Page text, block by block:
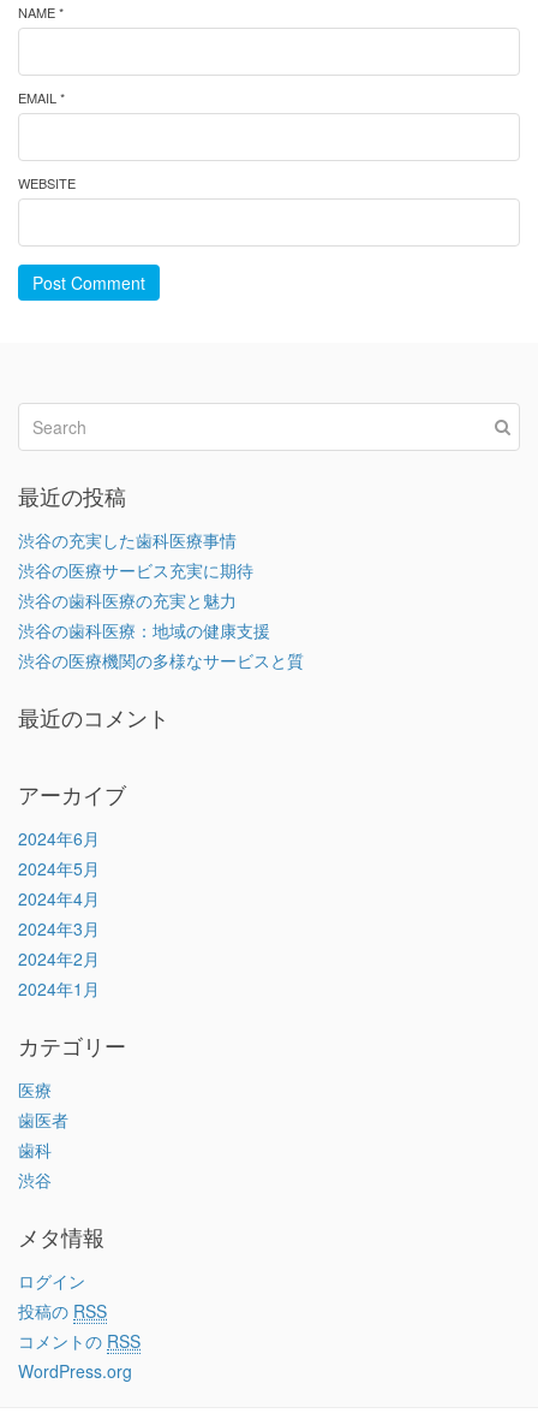
NAME *
EMAIL *
WEBSITE
Post Comment
最近の投稿
渋谷の充実した歯科医療事情
渋谷の医療サービス充実に期待
渋谷の歯科医療の充実と魅力
渋谷の歯科医療：地域の健康支援
渋谷の医療機関の多様なサービスと質
最近のコメント
アーカイブ
2024年6月
2024年5月
2024年4月
2024年3月
2024年2月
2024年1月
カテゴリー
医療
歯医者
歯科
渋谷
メタ情報
ログイン
投稿の RSS
コメントの RSS
WordPress.org